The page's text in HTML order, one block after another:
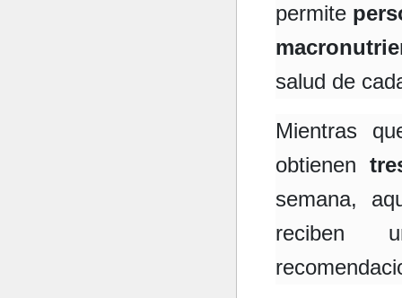
permite
salud de
Mientras
obtienen
semana,
reciben